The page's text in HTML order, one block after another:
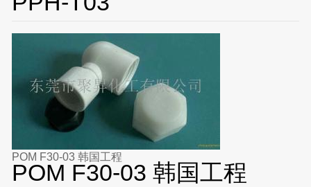
POM F30-03 韩国工程
POM F30-03 韩国工程